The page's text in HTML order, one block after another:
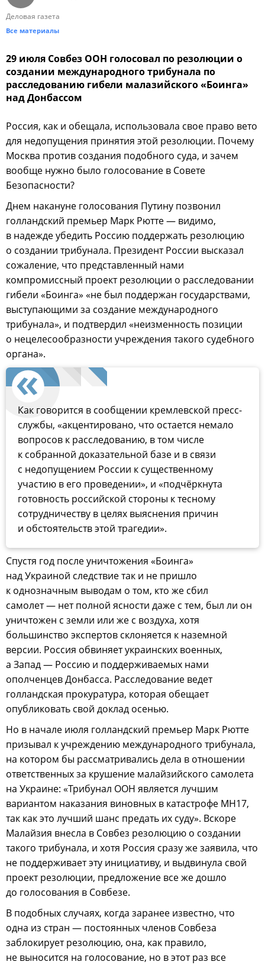
Деловая газета
Все материалы
29 июля Совбез ООН голосовал по резолюции о
создании международного трибунала по
расследованию гибели малазийского «Боинга»
над Донбассом
Россия, как и обещала, использовала свое право вето
для недопущения принятия этой резолюции. Почему
Москва против создания подобного суда, и зачем
вообще нужно было голосование в Совете
Безопасности?
Днем накануне голосования Путину позвонил
голландский премьер Марк Рютте — видимо,
в надежде убедить Россию поддержать резолюцию
о создании трибунала. Президент России высказал
сожаление, что представленный нами
компромиссный проект резолюции о расследовании
гибели «Боинга» «не был поддержан государствами,
выступающими за создание международного
трибунала», и подтвердил «неизменность позиции
о нецелесообразности учреждения такого судебного
органа».
Как говорится в сообщении кремлевской пресс-
службы, «акцентировано, что остается немало
вопросов к расследованию, в том числе
к собранной доказательной базе и в связи
с недопущением России к существенному
участию в его проведении», и «подчёркнута
готовность российской стороны к тесному
сотрудничеству в целях выяснения причин
и обстоятельств этой трагедии».
Спустя год после уничтожения «Боинга»
над Украиной следствие так и не пришло
к однозначным выводам о том, кто же сбил
самолет — нет полной ясности даже с тем, был ли он
уничтожен с земли или же с воздуха, хотя
большинство экспертов склоняется к наземной
версии. Россия обвиняет украинских военных,
а Запад — Россию и поддерживаемых нами
ополченцев Донбасса. Расследование ведет
голландская прокуратура, которая обещает
опубликовать свой доклад осенью.
Но в начале июля голландский премьер Марк Рютте
призывал к учреждению международного трибунала,
на котором бы рассматривались дела в отношении
ответственных за крушение малайзийского самолета
на Украине: «Трибунал ООН является лучшим
вариантом наказания виновных в катастрофе МН17,
так как это лучший шанс предать их суду». Вскоре
Малайзия внесла в Совбез резолюцию о создании
такого трибунала, и хотя Россия сразу же заявила, что
не поддерживает эту инициативу, и выдвинула свой
проект резолюции, предложение все же дошло
до голосования в Совбезе.
В подобных случаях, когда заранее известно, что
одна из стран — постоянных членов Совбеза
заблокирует резолюцию, она, как правило,
не выносится на голосование, но в этот раз все